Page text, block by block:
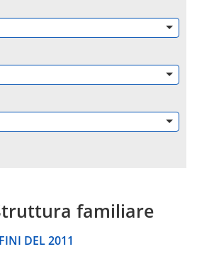
familiare
DEL 2011